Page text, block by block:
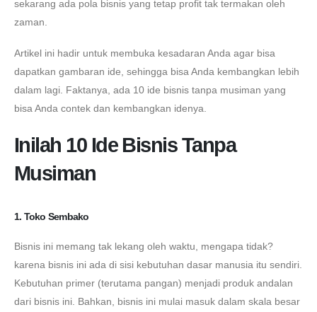
sekarang ada pola bisnis yang tetap profit tak termakan oleh
zaman.
Artikel ini hadir untuk membuka kesadaran Anda agar bisa
dapatkan gambaran ide, sehingga bisa Anda kembangkan lebih
dalam lagi. Faktanya, ada 10 ide bisnis tanpa musiman yang
bisa Anda contek dan kembangkan idenya.
Inilah 10 Ide Bisnis Tanpa
Musiman
1. Toko Sembako
Bisnis ini memang tak lekang oleh waktu, mengapa tidak?
karena bisnis ini ada di sisi kebutuhan dasar manusia itu sendiri.
Kebutuhan primer (terutama pangan) menjadi produk andalan
dari bisnis ini. Bahkan, bisnis ini mulai masuk dalam skala besar